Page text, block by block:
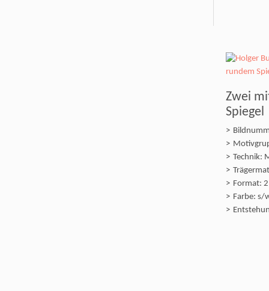
Zwei
Spiegel
Technik:
Format:
Farbe: s/